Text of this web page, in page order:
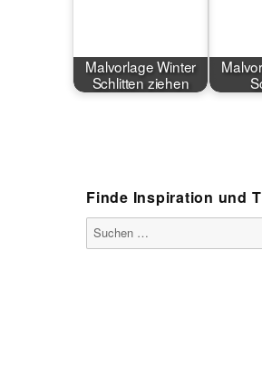
Malvorlage Winter
Schlitten ziehen
Finde Inspiration und
Suchen
nach: